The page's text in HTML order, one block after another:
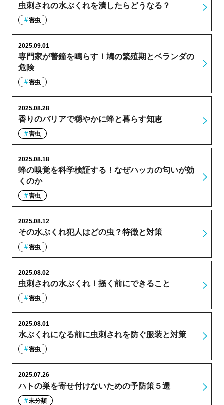
虫刺されの水ぶくれを潰したらどうなる？
害虫
専門家が警鐘を鳴らす！鳩の繁殖期とベランダの
危険
2025.09.01
害虫
香りのバリアで穏やかに蜂と暮らす知恵
2025.08.28
害虫
蜂の嗅覚を科学検証する！なぜハッカの匂いが効
くのか
2025.08.18
害虫
その水ぶくれ犯人はどの虫？特徴と対策
2025.08.12
害虫
虫刺されの水ぶくれ！掻く前にできること
2025.08.02
害虫
水ぶくれになる前に虫刺されを防ぐ服装と対策
2025.08.01
害虫
ハトの巣を寄せ付けないための予防策５選
2025.07.26
未分類